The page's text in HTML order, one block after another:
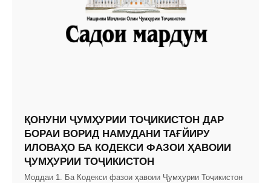
ҚОНУНИ ҶУМҲУРИИ ТОҶИКИСТОН ДАР
БОРАИ ВОРИД НАМУДАНИ ТАҒЙИРУ
ИЛОВАҲО БА КОДЕКСИ ФАЗОИ ҲАВОИИ
ҶУМҲУРИИ ТОҶИКИСТОН
Моддаи 1. Ба Кодекси фазои ҳавоии Ҷумҳурии Тоҷикистон